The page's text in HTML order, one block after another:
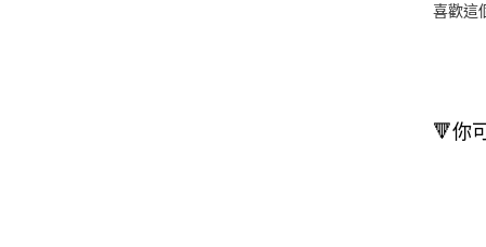
喜歡這
🔻你